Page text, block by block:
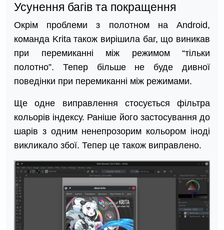
Усунення багів та покращення
Окрім проблеми з полотном на Android,
команда Krita також вирішила баг, що виникав
при перемиканні між режимом “тільки
полотно”. Тепер більше не буде дивної
поведінки при перемиканні між режимами.
Ще одне виправлення стосується фільтра
кольорів індексу. Раніше його застосування до
шарів з одним ненепрозорим кольором іноді
викликало збої. Тепер це також виправлено.